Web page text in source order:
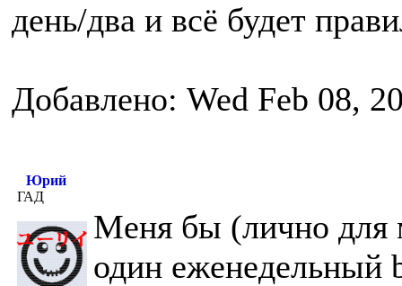
день/два и всё будет
Добавлено: Wed Feb 08,
Юрий
ГАД
Меня бы (лично для
один еженедельный